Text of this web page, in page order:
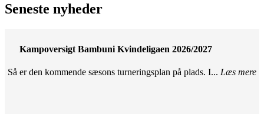
Seneste nyheder
Kampoversigt Bambuni Kvindeligaen 2026/2027
Så er den kommende sæsons turneringsplan på plads. I... Læs mere